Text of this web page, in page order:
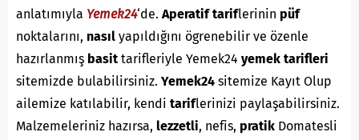
anlatımıyla Yemek24‘de. Aperatif tariflerinin püf
noktalarını, nasıl yapıldığını ögrenebilir ve özenle
hazırlanmış basittarifleriyle Yemek24 yemek tarifleri
sitemizde bulabilirsiniz. Yemek24 sitemize Kayıt Olup
ailemize katılabilir, kendi tariflerinizi paylaşabilirsiniz.
Malzemeleriniz hazırsa, lezzetli, nefis, pratik Domatesli